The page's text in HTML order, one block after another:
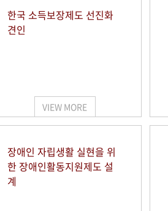
한국 소득보장제도 선진화
견인
VIEW MORE
장애인 자립생활 실현을 위
한 장애인활동지원제도 설
계